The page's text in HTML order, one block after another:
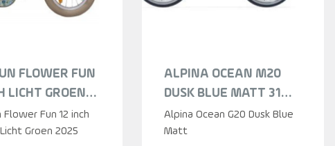
FLOWER FUN
LICHT GROEN
2025
Flower Fun 12 inch
Groen 2025
ALPINA OCEAN M20
DUSK BLUE MATT 31
MEISJES 2024
Alpina Ocean G20 Dusk Blue
Matt